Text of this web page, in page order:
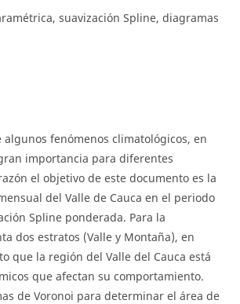
suavización Spline, diagramas
fenómenos climatológicos, en
importancia para diferentes
el objetivo de este documento es la
del Valle de Cauca en el periodo
Spline ponderada. Para la
dos estratos (Valle y Montaña), en
que la región del Valle del Cauca está
que afectan su comportamiento.
de Voronoi para determinar el área de